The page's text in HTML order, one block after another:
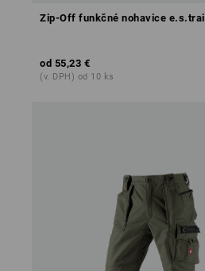
Zip-Off funkčné nohavice e.s.trail
od 55,23 €
(v. DPH) od 10 ks